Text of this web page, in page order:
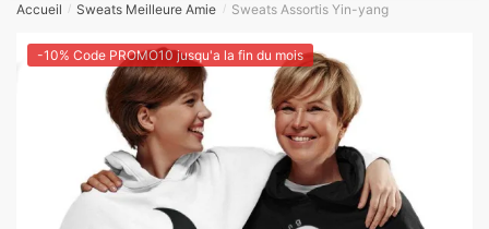
Accueil / Sweats Meilleure Amie / Sweats Assortis Yin-yang
-10% Code PROMO10 jusqu'a la fin du mois